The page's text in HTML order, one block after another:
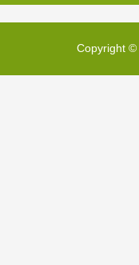
Copyright ©